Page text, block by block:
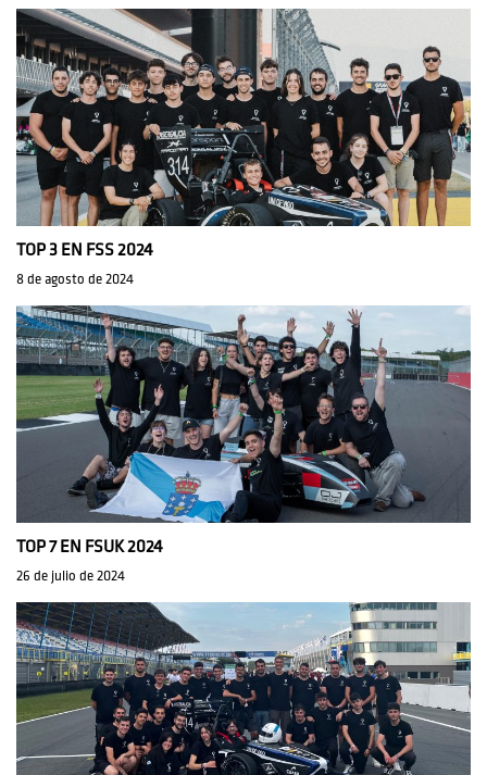
TOP 3 EN FSS 2024
8 de agosto de 2024
TOP 7 EN FSUK 2024
26 de julio de 2024